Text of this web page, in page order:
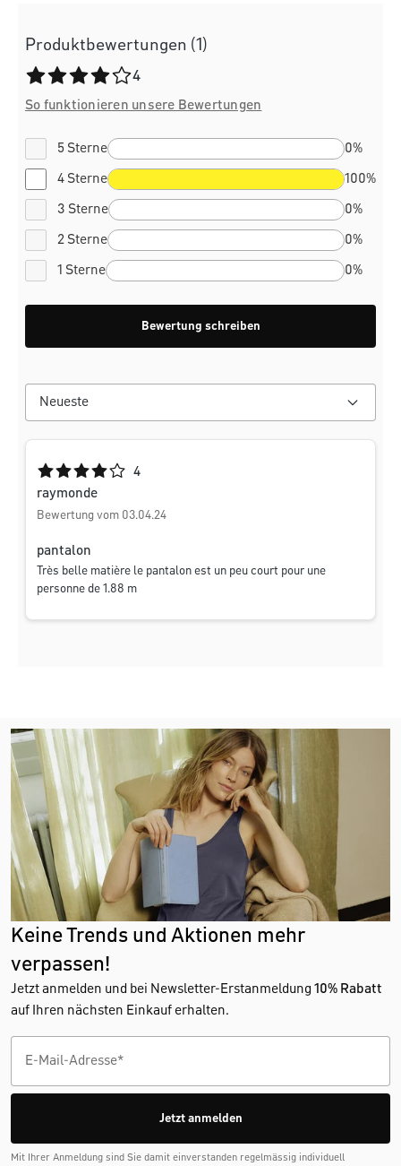
Produktbewertungen (1)
Durchschnittliche Bewertung von 4 von 5 Sternen
4
So funktionieren unsere Bewertungen
5 Sterne 0%
4 Sterne 100%
3 Sterne 0%
2 Sterne 0%
1 Sterne 0%
Bewertung schreiben
Durchschnittliche Bewertung von 4 von 5 Sternen
4
raymonde
Bewertung vom 03.04.24
pantalon
Très belle matière le pantalon est un peu court pour une
personne de 1.88 m
Keine Trends und Aktionen mehr
verpassen!
Jetzt anmelden und bei Newsletter-Erstanmeldung 10% Rabatt
auf Ihren nächsten Einkauf erhalten.
Jetzt anmelden
Mit Ihrer Anmeldung sind Sie damit einverstanden regelmässig individuell